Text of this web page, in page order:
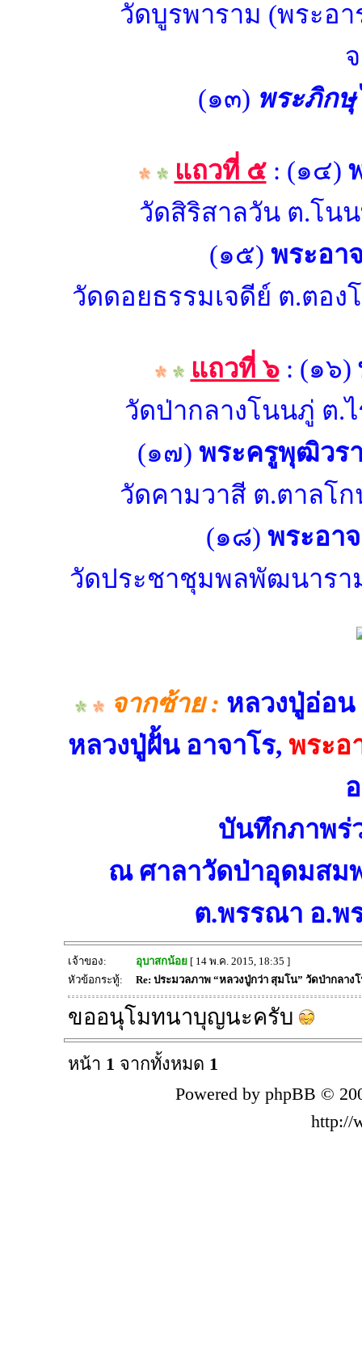
วัดบูรพาราม (พระอา
(๑๓) พระภิก
แถวที่ ๕ : (๑๔)
วัดสิริสาลวัน ต.โน
(๑๕) พระอา
วัดดอยธรรมเจดีย์ ต.ตอ
แถวที่ ๖ : (๑๖)
วัดป่ากลางโนนภู่ ต.
(๑๗) พระครูพุฒิวร
วัดคามวาสี ต.ตาลโ
(๑๘) พระอา
วัดประชาชุมพลพัฒนารา
จากซ้าย : หลวงปู่อ่อ
หลวงปู่ฝั้น อาจาโร, พระอ
บันทึกภาพ
ณ ศาลาวัดป่าอุดมสม
ต.พรรณา อ.พ
เจ้าของ: อุบาสกน้อย[ 14 พ.ค. 2015, 18:35 ]
หัวข้อกระทู้:
Re: ประมวลภาพ “หลวงปู่กว่า สุมโน” วัดป่ากลาง
ขออนุโมทนาบุญนะครับ
หน้า 1 จากทั้งหมด 1
Powered by phpBB ©
http://